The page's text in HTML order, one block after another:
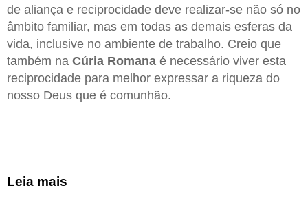
de aliança e reciprocidade deve realizar-se não só no
âmbito familiar, mas em todas as demais esferas da
vida, inclusive no ambiente de trabalho. Creio que
também na Cúria Romana é necessário viver esta
reciprocidade para melhor expressar a riqueza do
nosso Deus que é comunhão.
Leia mais